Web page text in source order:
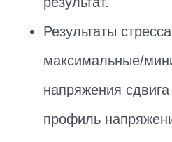
Результаты
максимальные/
напряжения
профиль